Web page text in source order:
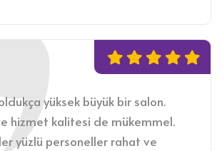
yüksek büyük bir salon.
hizmet kalitesi de mükemmel.
yüzlü personeller rahat ve